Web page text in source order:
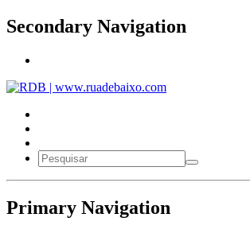
Secondary Navigation
Primary Navigation